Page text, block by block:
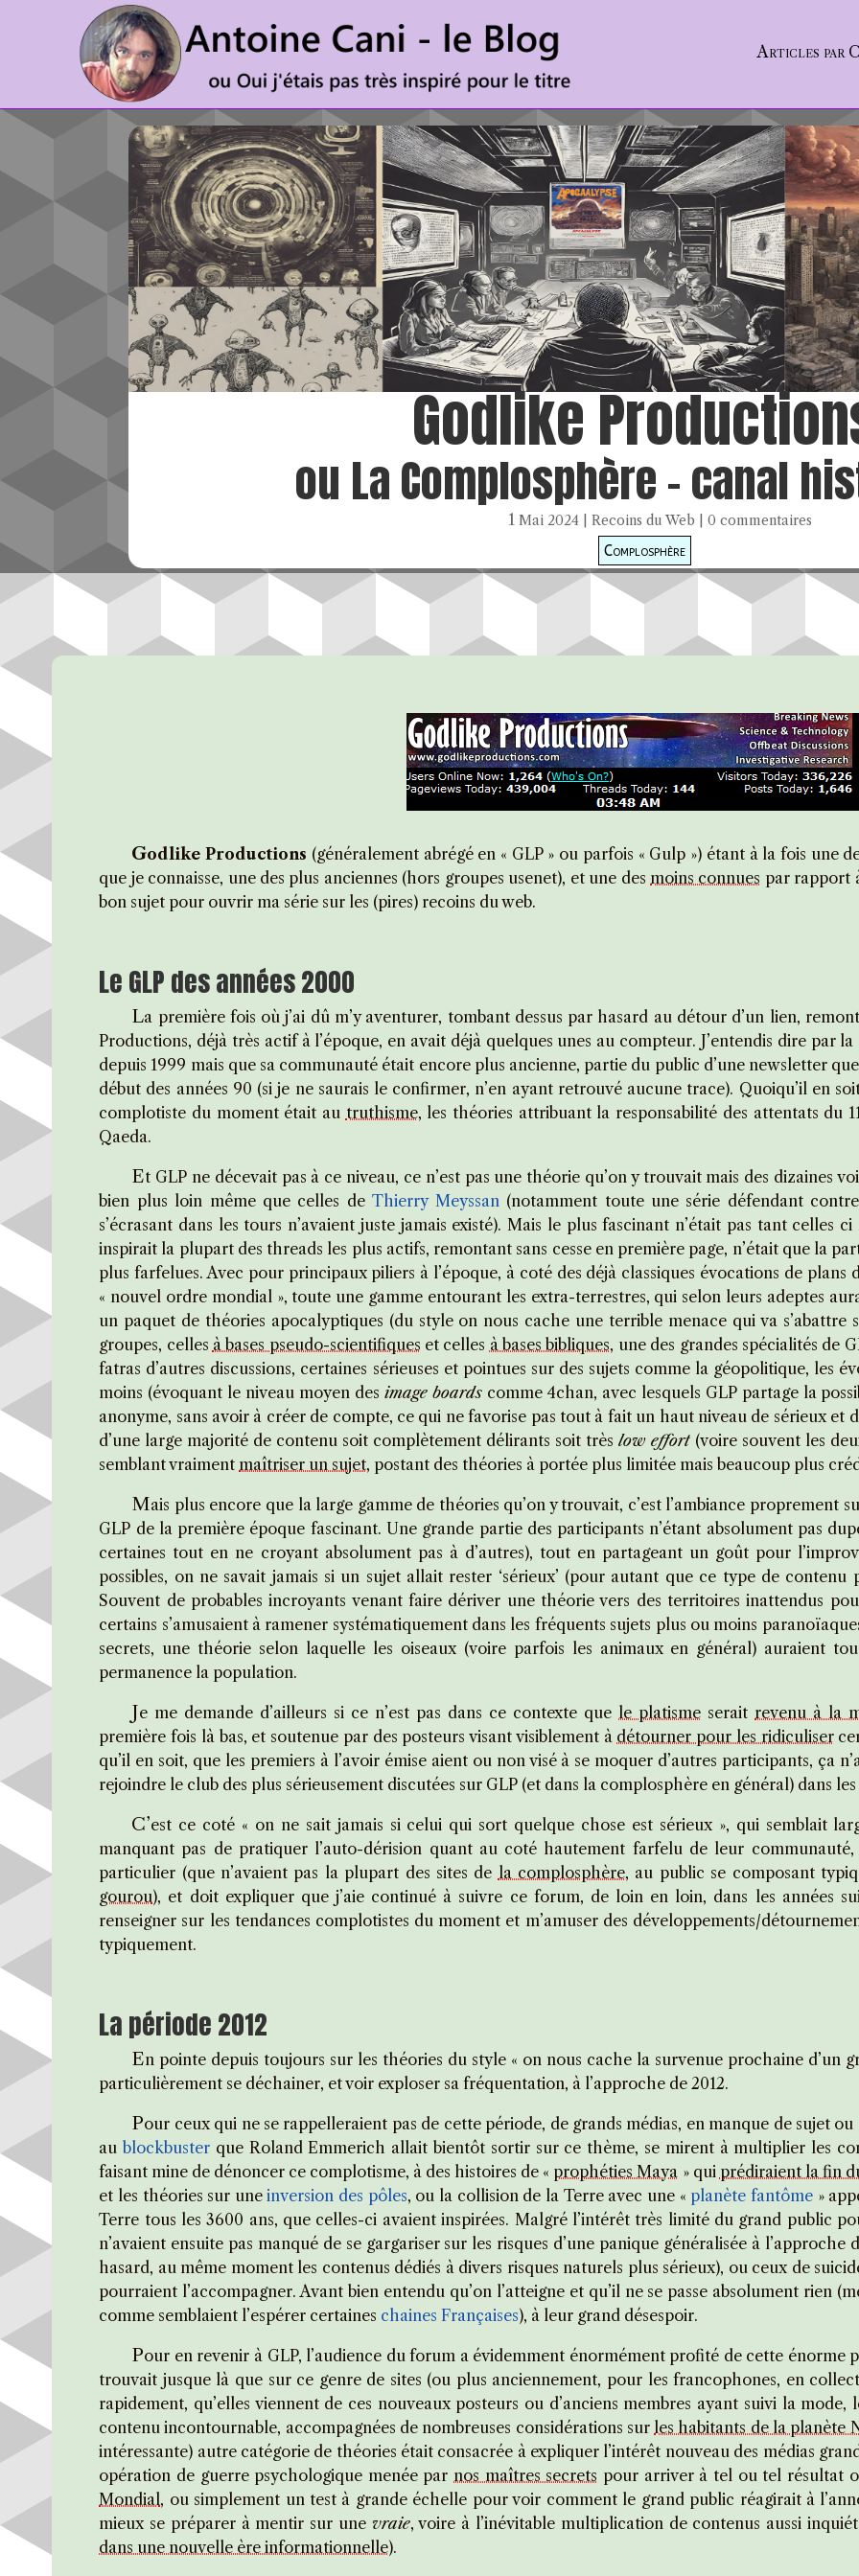
Articles par
Godlike
ou La Complosphère - canal
1 Mai 2024 Recoins du Web 0 commentaires
Complosphère
Godlike Productions (généralement abrégé en « GLP » ou parfois « Gulp ») étant à la fois une
que je connaisse, une des plus anciennes (hors groupes usenet), et une des moins connues par rapport
bon sujet pour ouvrir ma série sur les (pires) recoins du web.
Le GLP des années 2000
La première fois où j’ai dû m’y aventurer, tombant dessus par hasard au détour d’un lien,
Productions, déjà très actif à l’époque, en avait déjà quelques unes au compteur. J’entendis dire par
depuis 1999 mais que sa communauté était encore plus ancienne, partie du public d’une newsletter
début des années 90 (si je ne saurais le confirmer, n’en ayant retrouvé aucune trace). Quoiqu’il en
complotiste du moment était au truthisme, les théories attribuant la responsabilité des attentats du
Qaeda.
Et GLP ne décevait pas à ce niveau, ce n’est pas une théorie qu’on y trouvait mais des dizaines
bien plus loin même que celles deThierry Meyssan(notamment toute une série défendant
s’écrasant dans les tours n’avaient juste jamais existé). Mais le plus fascinant n’était pas tant celles
inspirait la plupart des threads les plus actifs, remontant sans cesse en première page, n’était que la
plus farfelues. Avec pour principaux piliers à l’époque, à coté des déjà classiques évocations de plans
« nouvel ordre mondial », toute une gamme entourant les extra-terrestres, qui selon leurs adeptes
un paquet de théories apocalyptiques (du style on nous cache une terrible menace qui va s’abattre
groupes, celles à bases pseudo-scientifiques et celles à bases bibliques, une des grandes spécialités de
fatras d’autres discussions, certaines sérieuses et pointues sur des sujets comme la géopolitique, les
moins (évoquant le niveau moyen des image boards comme 4chan, avec lesquels GLP partage la
anonyme, sans avoir à créer de compte, ce qui ne favorise pas tout à fait un haut niveau de sérieux et
d’une large majorité de contenu soit complètement délirants soit trèslow effort(voire souvent les
semblant vraiment maîtriser un sujet, postant des théories à portée plus limitée mais beaucoup plus
Mais plus encore que la large gamme de théories qu’on y trouvait, c’est l’ambiance proprement
GLP de la première époque fascinant. Une grande partie des participants n’étant absolument pas
certaines tout en ne croyant absolument pas à d’autres), tout en partageant un goût pour
possibles, on ne savait jamais si un sujet allait rester ‘sérieux’ (pour autant que ce type de
Souvent de probables incroyants venant faire dériver une théorie vers des territoires inattendus
certains s’amusaient à ramener systématiquement dans les fréquents sujets plus ou moins
secrets, une théorie selon laquelle les oiseaux (voire parfois les animaux en général) auraient
permanence la population.
Je me demande d’ailleurs si ce n’est pas dans ce contexte que le platisme serait revenu à la
première fois là bas, et soutenue par des posteurs visant visiblement à détourner pour les ridiculiser
qu’il en soit, que les premiers à l’avoir émise aient ou non visé à se moquer d’autres participants, ça
rejoindre le club des plus sérieusement discutées sur GLP (et dans la complosphère en général) dans
C’est ce coté « on ne sait jamais si celui qui sort quelque chose est sérieux », qui semblait
manquant pas de pratiquer l’auto-dérision quant au coté hautement farfelu de leur
particulier (que n’avaient pas la plupart des sites de la complosphère, au public se composant
gourou), et doit expliquer que j’aie continué à suivre ce forum, de loin en loin, dans les années
renseigner sur les tendances complotistes du moment et m’amuser des développements/
typiquement.
La période 2012
En pointe depuis toujours sur les théories du style « on nous cache la survenue prochaine d’un
particulièrement se déchainer, et voir exploser sa fréquentation, à l’approche de 2012.
Pour ceux qui ne se rappelleraient pas de cette période, de grands médias, en manque de sujet
aublockbuster que Roland Emmerich allait bientôt sortir sur ce thème, se mirent à multiplier les
faisant mine de dénoncer ce complotisme, à des histoires de « prophéties Maya » qui prédiraient la fin
et les théories sur uneinversion des pôles, ou la collision de la Terre avec une « planète fantôme»
Terre tous les 3600 ans, que celles-ci avaient inspirées. Malgré l’intérêt très limité du grand public
n’avaient ensuite pas manqué de se gargariser sur les risques d’une panique généralisée à
hasard, au même moment les contenus dédiés à divers risques naturels plus sérieux), ou ceux de
pourraient l’accompagner. Avant bien entendu qu’on l’atteigne et qu’il ne se passe absolument rien
comme semblaient l’espérer certaines chaines Françaises), à leur grand désespoir.
Pour en revenir à GLP, l’audience du forum a évidemment énormément profité de cette énorme
trouvait jusque là que sur ce genre de sites (ou plus anciennement, pour les francophones, en
rapidement, qu’elles viennent de ces nouveaux posteurs ou d’anciens membres ayant suivi la
contenu incontournable, accompagnées de nombreuses considérations sur les habitants de la planète
intéressante) autre catégorie de théories était consacrée à expliquer l’intérêt nouveau des médias
opération de guerre psychologique menée par nos maîtres secrets pour arriver à tel ou tel résultat
Mondial, ou simplement un test à grande échelle pour voir comment le grand public réagirait à
mieux se préparer à mentir sur une vraie, voire à l’inévitable multiplication de contenus aussi
dans une nouvelle ère informationnelle).